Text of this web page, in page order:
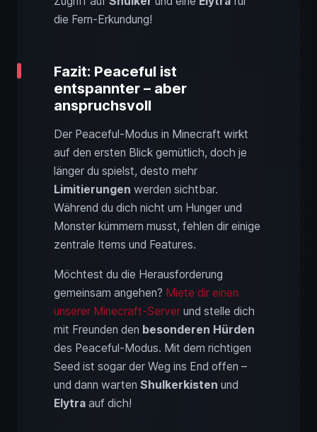
die Fern-Erkundung!
Fazit: Peaceful ist
entspannter – aber
anspruchsvoll
Der Peaceful-Modus in Minecraft wirkt
auf den ersten Blick gemütlich, doch je
länger du spielst, desto mehr
Limitierungen werden sichtbar.
Während du dich nicht um Hunger und
Monster kümmern musst, fehlen dir einige
zentrale Items und Features.
Möchtest du die Herausforderung
gemeinsam angehen? Miete dir einen
unserer Minecraft-Server und stelle dich
mit Freunden den besonderen Hürden
des Peaceful-Modus. Mit dem richtigen
Seed ist sogar der Weg ins End offen –
und dann warten Shulkerkisten und
Elytra auf dich!